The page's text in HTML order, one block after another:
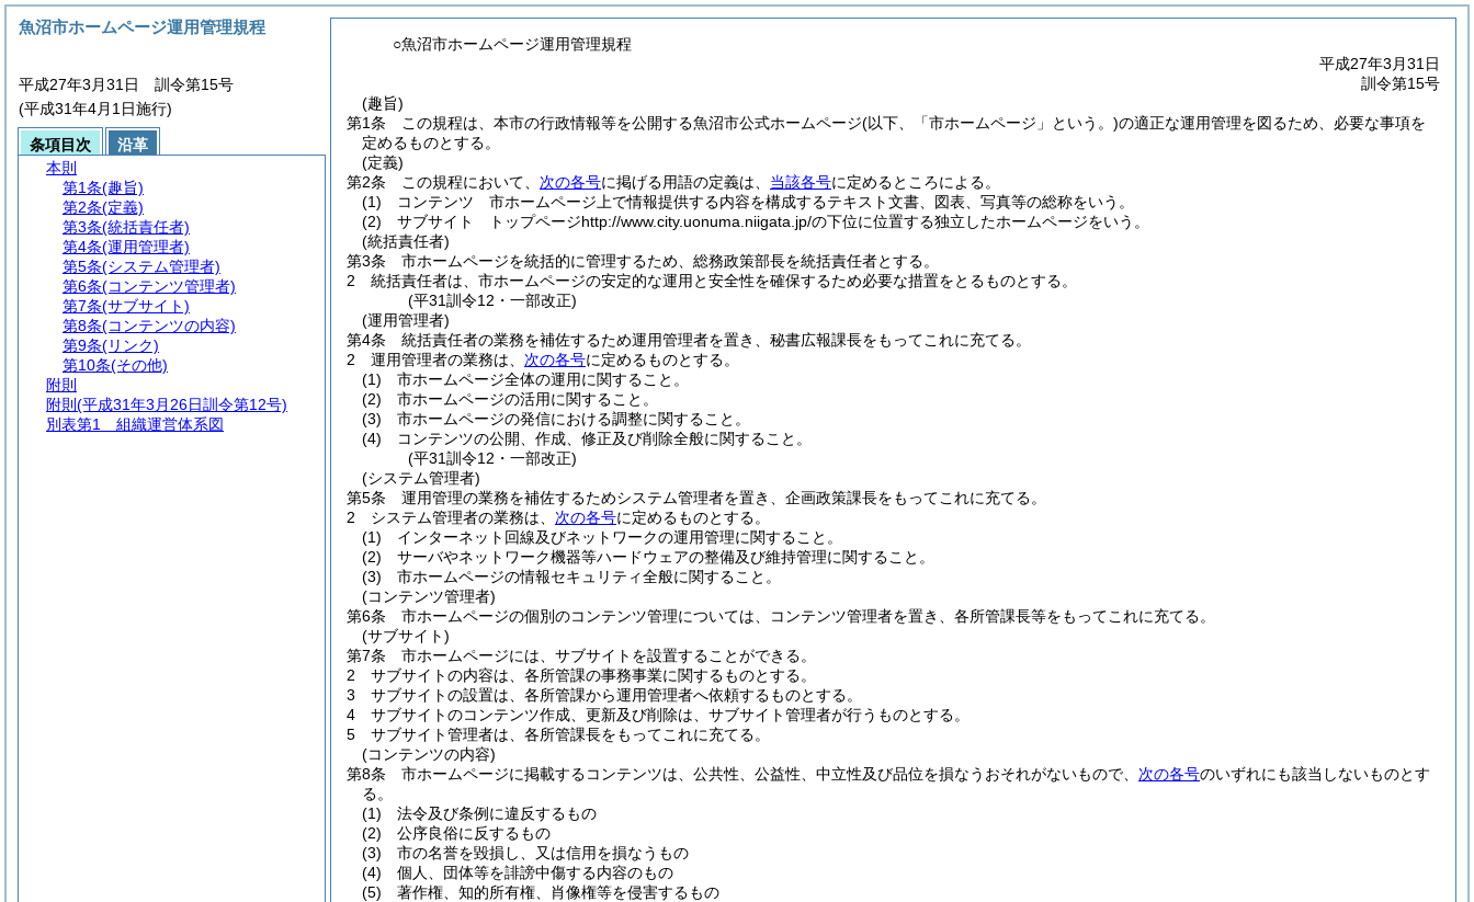
○魚沼市ホームページ運用管理規程
平成27年3月31日
訓令第15号
(趣旨)
第1条
この規程は、本市の行政情報等を公開する魚沼市公式ホームページ(以下、「市ホームページ」という。)の適正な運用管理を図るため、必要な事項を
定めるものとする。
(定義)
第2条
この規程において、 次の各号に掲げる用語の定義は、 当該各号に定めるところによる。
(1)
コンテンツ 市ホームページ上で情報提供する内容を構成するテキスト文書、図表、写真等の総称をいう。
(2)
サブサイト トップページhttp://www.city.uonuma.niigata.jp/の下位に位置する独立したホームページをいう。
(統括責任者)
第3条
市ホームページを統括的に管理するため、総務政策部長を統括責任者とする。
2
統括責任者は、市ホームページの安定的な運用と安全性を確保するため必要な措置をとるものとする。
(平31訓令12・一部改正)
(運用管理者)
第4条
統括責任者の業務を補佐するため運用管理者を置き、秘書広報課長をもってこれに充てる。
2
運用管理者の業務は、 次の各号に定めるものとする。
(1)
市ホームページ全体の運用に関すること。
(2)
市ホームページの活用に関すること。
(3)
市ホームページの発信における調整に関すること。
(4)
コンテンツの公開、作成、修正及び削除全般に関すること。
(平31訓令12・一部改正)
(システム管理者)
第5条
運用管理の業務を補佐するためシステム管理者を置き、企画政策課長をもってこれに充てる。
2
システム管理者の業務は、 次の各号に定めるものとする。
(1)
インターネット回線及びネットワークの運用管理に関すること。
(2)
サーバやネットワーク機器等ハードウェアの整備及び維持管理に関すること。
(3)
市ホームページの情報セキュリティ全般に関すること。
(コンテンツ管理者)
第6条
市ホームページの個別のコンテンツ管理については、コンテンツ管理者を置き、各所管課長等をもってこれに充てる。
(サブサイト)
第7条
市ホームページには、サブサイトを設置することができる。
2
サブサイトの内容は、各所管課の事務事業に関するものとする。
3
サブサイトの設置は、各所管課から運用管理者へ依頼するものとする。
4
サブサイトのコンテンツ作成、更新及び削除は、サブサイト管理者が行うものとする。
5
サブサイト管理者は、各所管課長をもってこれに充てる。
(コンテンツの内容)
第8条
市ホームページに掲載するコンテンツは、公共性、公益性、中立性及び品位を損なうおそれがないもので、 次の各号のいずれにも該当しないものとす
る。
(1)
法令及び条例に違反するもの
(2)
公序良俗に反するもの
(3)
市の名誉を毀損し、又は信用を損なうもの
(4)
個人、団体等を誹謗中傷する内容のもの
(5)
著作権、知的所有権、肖像権等を侵害するもの
魚沼市ホームページ運用管理規程
平成27年3月31日 訓令第15号
(平成31年4月1日施行)
条項目次
沿革
本則
第1条(趣旨)
第2条(定義)
第3条(統括責任者)
第4条(運用管理者)
第5条(システム管理者)
第6条(コンテンツ管理者)
第7条(サブサイト)
第8条(コンテンツの内容)
第9条(リンク)
第10条(その他)
附則
附則 (平成31年3月26日訓令第12号)
別表第1
組織運営体系図